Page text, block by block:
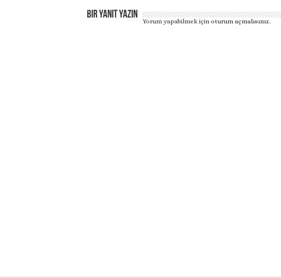
Bir yanıt yazın
Yorum yapabilmek için oturum açmalısınız.